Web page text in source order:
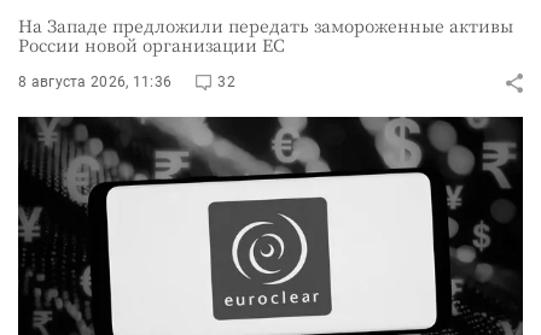
На Западе предложили передать замороженные активы
России новой организации ЕС
8 августа 2026, 11:36 32